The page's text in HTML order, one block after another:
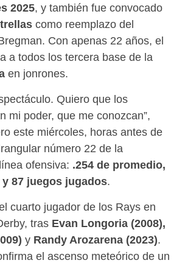
2025, y también fue convocado
como reemplazo del
Con apenas 22 años, el
a todos los tercera base de la
en jonrones.
Quiero que los
mi poder, que me conozcan”,
este miércoles, horas antes de
número 22 de la
ofensiva: .254 de promedio,
87 juegos jugados.
cuarto jugador de los Rays en
tras Evan Longoria (2008),
y Randy Arozarena (2023).
el ascenso meteórico de un